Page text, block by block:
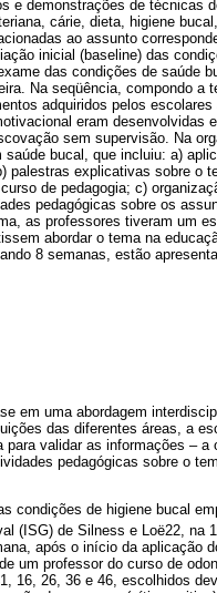
e demonstrações de técnicas
cárie, dieta, higiene
ao assunto
inicial (baseline) das
das condições de saúde
Na seqüência, compondo a
adquiridos pelos
eram desenvolvidas
sem supervisão. Na
bucal, que incluiu: a)
palestras explicativas sobre o
de pedagogia; c)
pedagógicas sobre os
as professores tiveram um
abordar o tema na
8 semanas, estão
em uma abordagem
das diferentes áreas, a
validar as informações – a
pedagógicas sobre o
condições de higiene bucal
(ISG) de Silness e Loë22, na
após o início da aplicação
um professor do curso de
16, 26, 36 e 46, escolhidos